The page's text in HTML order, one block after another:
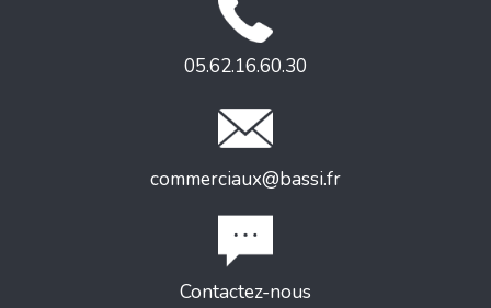
05.62.16.60.30
commerciaux@bassi.fr
Contactez-nous